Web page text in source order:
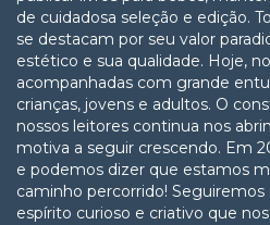
de cuidadosa seleção e edição.
se destacam por seu valor
estético e sua qualidade. Hoje,
acompanhadas com grande
crianças, jovens e adultos. O
nossos leitores continua nos
motiva a seguir crescendo. Em
e podemos dizer que estamos
caminho percorrido!
espírito curioso e criativo que